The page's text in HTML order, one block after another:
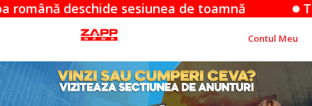
sesiunea de toamnă Trotinetele
Contul Meu